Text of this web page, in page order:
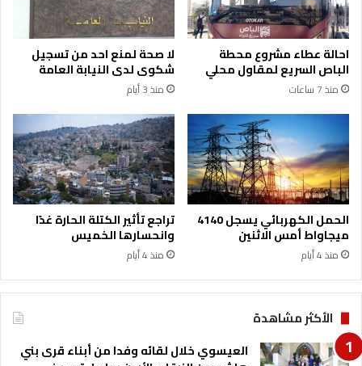
ا
ط
ن
ي
ن
أ
و
ي
ة
م
ل
ك
ي
ة
و
س
ي
ت
م
أ
ه
م
ي
ة
ت
و
ي
ر
ب
ي
ئ
ة
ش
ب
ا
ب
ي
ة
آ
احالة عطاء مشروع محطة
الباص السريع لمقاول محلي
منذ 7 ساعات
لا صحة لمنع احد من تسجيل
شكوى لدى النيابة العامة
منذ 3 أيام
الحمل الكهربائي يسجل 4140
ميجاواط أمس الاثنين
منذ 4 أيام
تراجع تأثير الكتلة الحارة غدًا
وانحسارها الخميس
منذ 4 أيام
الأكثر مشاهدة
العيسوي خلال لقائه وفدا من أبناء قرى بني